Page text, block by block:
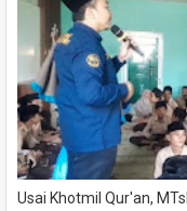
Usai Khotmil Qur'an,